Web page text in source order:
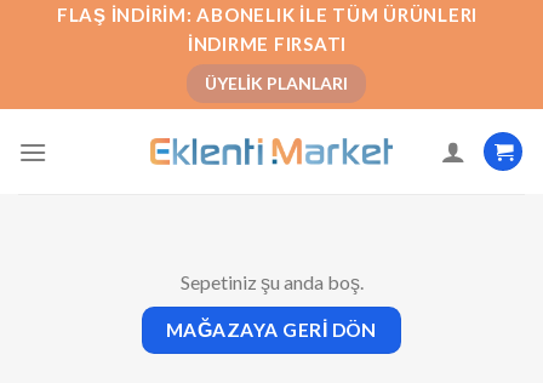
FLAŞ İNDIRIM: ABONELIK İLE TÜM ÜRÜNLERI
İNDIRME FIRSATI
ÜYELIK PLANLARI
Sepetiniz şu anda boş.
MAĞAZAYA GERI DÖN